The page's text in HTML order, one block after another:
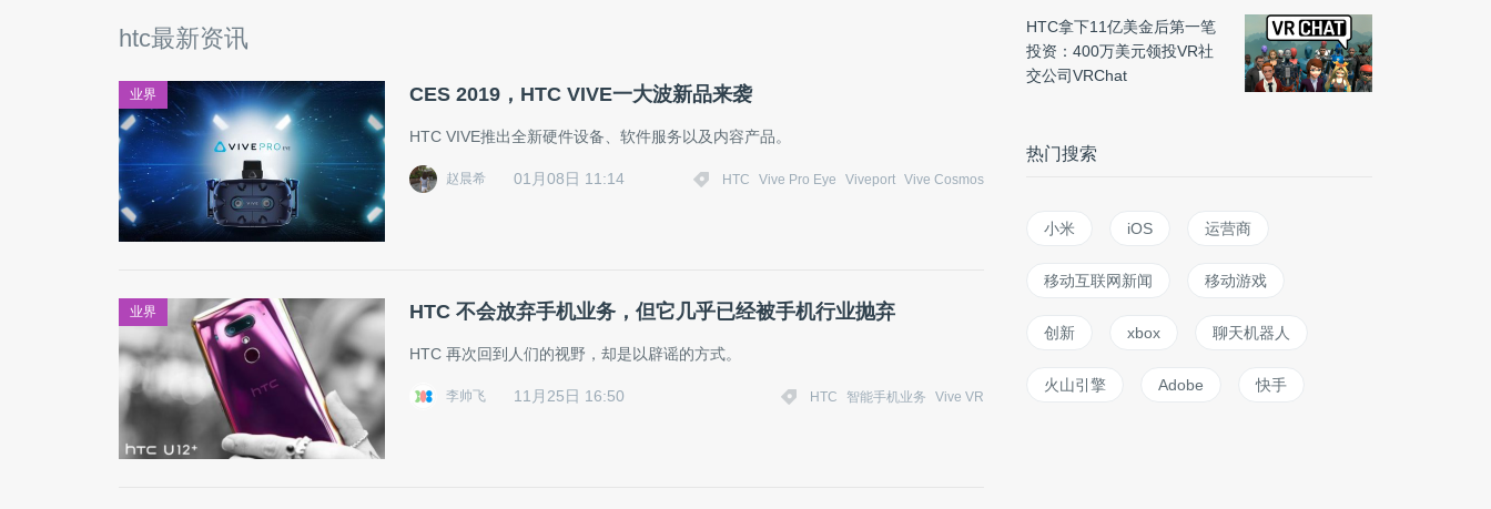
htc最新资讯
业界 CES 2019，HTC VIVE一大波新品来袭
HTC VIVE推出全新硬件设备、软件服务以及内容产品。
赵晨希 01月08日 11:14 HTC Vive Pro Eye Viveport Vive Cosmos
业界 HTC 不会放弃手机业务，但它几乎已经被手机行业抛弃
HTC 再次回到人们的视野，却是以辟谣的方式。
李帅飞 11月25日 16:50 HTC 智能手机业务 Vive VR
HTC拿下11亿美金后第一笔
投资：400万美元领投VR社
交公司VRChat
热门搜索
小米 iOS 运营商
移动互联网新闻 移动游戏
创新 xbox 聊天机器人
火山引擎 Adobe 快手